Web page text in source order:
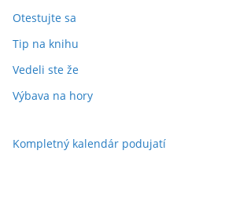
Otestujte sa
Tip na knihu
Vedeli ste že
Výbava na hory
Kompletný kalendár podujatí